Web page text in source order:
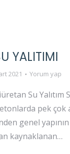
YALITIMI
2021 Yorum yap
Su
pek
genel
kaynaklanan…